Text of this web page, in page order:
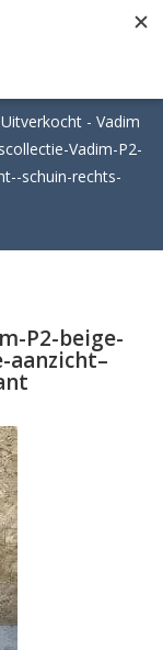
Uitverkocht - Vadim
Vadim-P2-
schuin-rechts-
P2-beige-
aanzicht–